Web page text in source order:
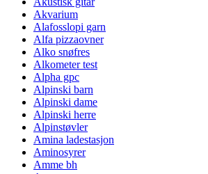
Akvarium
Alafosslopi garn
Alfa pizzaovner
Alko snøfres
Alkometer test
Alpha gpc
Alpinski barn
Alpinski dame
Alpinski herre
Alpinstøvler
Amina ladestasjon
Aminosyrer
Amme bh